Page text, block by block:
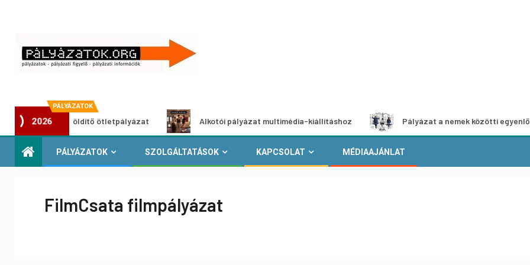
PÁLYÁZATOK
2026
Városzöldítő ötletpályázat Alkotói pályázat multimédia-kiállításhoz Pályázat a nemek közötti egyenlőség
PÁLYÁZATOK SZOLGÁLTATÁSOK KAPCSOLAT MÉDIAAJÁNLAT
FilmCsata filmpályázat